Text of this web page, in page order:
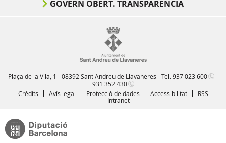
GOVERN OBERT. TRANSPARÈNCIA
Plaça de la Vila, 1 - 08392 Sant Andreu de Llavaneres - Tel.937 023 600
-
931 352 430
Crèdits
Avís legal Protecció de dades Accessibilitat
RSS
Intranet